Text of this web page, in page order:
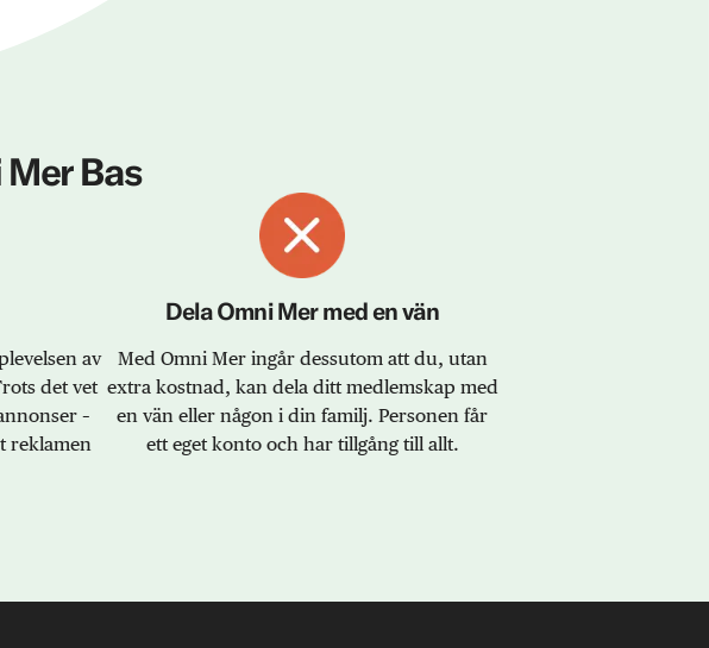
Bas
av
det vet
–
reklamen
Dela Omni Mer med en vän
Med Omni Mer ingår dessutom att du, utan
extra kostnad, kan dela ditt medlemskap med
en vän eller någon i din familj. Personen får
ett eget konto och har tillgång till allt.